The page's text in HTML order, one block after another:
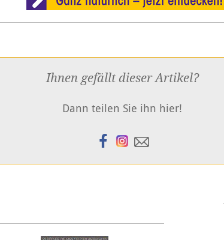
Ihnen gefällt dieser Artikel?
Dann teilen Sie ihn hier!